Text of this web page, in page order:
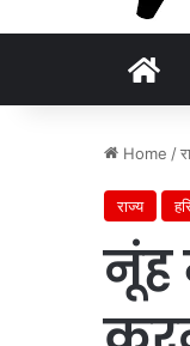
Home /
राज्य
नूंह